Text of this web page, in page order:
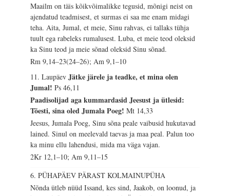
Maailm on täis kõikvõimalikke tegusid, mõnigi neist on
ajendatud teadmisest, et surmas ei saa me enam midagi
teha. Aita, Jumal, et meie, Sinu rahvas, ei tallaks tühja
tuult ega rabeleks rumalusest. Luba, et meie teod oleksid
ka Sinu teod ja meie sõnad oleksid Sinu sõnad.
Rm 9,14–23(24–26); Am 9,1–10
11. LaupäevJätke järele ja teadke, et mina olen
Jumal!Ps 46,11
Paadisolijad aga kummardasid Jeesust ja ütlesid:
Tõesti, sina oled Jumala Poeg!Mt 14,33
Jeesus, Jumala Poeg, Sinu sõna peale vaibusid hukutavad
lained. Sinul on meelevald taevas ja maa peal. Palun too
ka minu ellu lahendusi, mida ma väga vajan.
2Kr 12,1–10; Am 9,11–15
6. PÜHAPÄEV PÄRAST KOLMAINUPÜHA
Nõnda ütleb nüüd Issand, kes sind, Jaakob, on loonud, ja